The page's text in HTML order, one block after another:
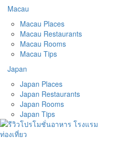
Macau
Macau Places
Macau Restaurants
Macau Rooms
Macau Tips
Japan
Japan Places
Japan Restaurants
Japan Rooms
Japan Tips